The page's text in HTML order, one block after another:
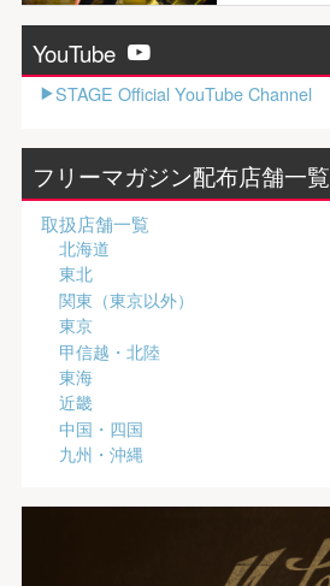
YouTube
STAGE Official YouTube Channel
フリーマガジン配布店舗一覧
取扱店舗一覧
北海道
東北
関東（東京以外）
東京
甲信越・北陸
東海
近畿
中国・四国
九州・沖縄